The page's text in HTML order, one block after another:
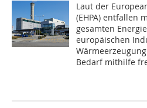
Laut der
(EHPA) entfallen
gesamten
europäischen
Bedarf mithilfe